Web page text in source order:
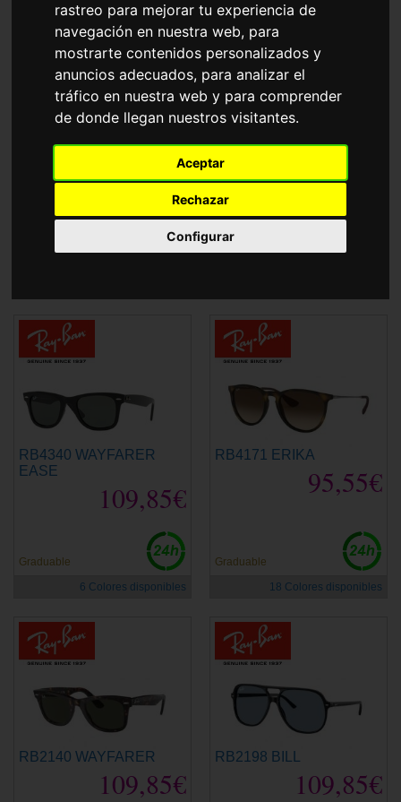
rastreo para mejorar tu experiencia de
navegación en nuestra web, para
mostrarte contenidos personalizados y
anuncios adecuados, para analizar el
tráfico en nuestra web y para comprender
de donde llegan nuestros visitantes.
Aceptar
Rechazar
Configurar
RB4940 WAYFARER
116,35€
RB2241 WAYFARER
WAY
116,35€
RB4340 WAYFARER
EASE
109,85€
Graduable
6 Colores disponibles
RB4171 ERIKA
95,55€
Graduable
18 Colores disponibles
RB2140 WAYFARER
109,85€
RB2198 BILL
109,85€